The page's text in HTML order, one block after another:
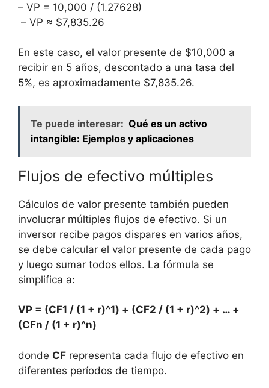
– VP ‌= 10,000 /⁢ (1.27628)
⁢ – VP ≈ ⁤$7,835.26
En este caso, el valor presente de $10,000 a
recibir​ en 5 años, descontado a ​una tasa del
5%, es ‌aproximadamente $7,835.26.
Te puede interesar: Qué es un activo
intangible: Ejemplos y aplicaciones
Flujos de efectivo ⁢múltiples
Cálculos de valor presente también pueden
involucrar múltiples flujos de efectivo. Si un
inversor ‍recibe pagos dispares en varios ‍años,
se debe calcular el valor⁢ presente de cada pago
y luego sumar todos ellos. La fórmula se
simplifica a:
VP = (CF1 / (1 + r)^1) + (CF2 /​ (1 + r)^2) + … +
(CFn / (1 + r)^n)
donde CF representa cada⁣ flujo de efectivo‍ en
diferentes períodos de tiempo.